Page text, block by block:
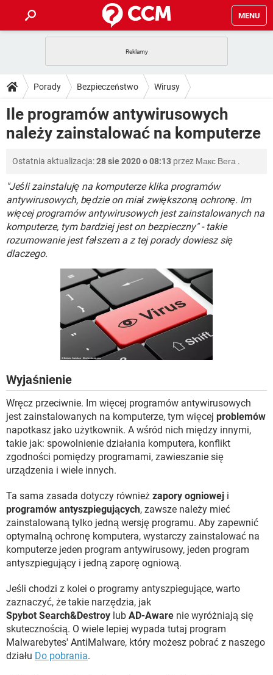
MENU
GRY WHATSAPP
SPOTIFY NETFLIX
INSTAGRAM FACEBOOK
PORADY
PlayStation
GRY WHATSAPP
INSTAGRAM FACEBOOK
WINDOWS 10
DO POBRANIA
ANDROID TIKTOK
INSTAGRAM FACEBOOK
WINDOWS 10
FORUM
COVID-19 TIKTOK
GRY WHATSAPP
SPOTIFY NETFLIX
INSTAGRAM FACEBOOK
WINDOWS 10
COVID-19 TIKTOK
GRY WHATSAPP
NETFLIX
INSTAGRAM
Porady Bezpieczeństwo Wirusy
Ile programów antywirusowych
należy zainstalować na komputerze
Ostatnia aktualizacja:28 sie 2020 o 08:13 przez Макс Вега .
"Jeśli zainstaluję na komputerze klika programów
antywirusowych, będzie on miał zwiększoną ochronę. Im
więcej programów antywirusowych jest zainstalowanych na
komputerze, tym bardziej jest on bezpieczny" - takie
rozumowanie jest fałszem a z tej porady dowiesz się
dlaczego.
Wyjaśnienie
Wręcz przeciwnie. Im więcej programów antywirusowych
jest zainstalowanych na komputerze, tym więcej problemów
napotkasz jako użytkownik. A wśród nich między innymi,
takie jak: spowolnienie działania komputera, konflikt
zgodności pomiędzy programami, zawieszanie się
urządzenia i wiele innych.
Ta sama zasada dotyczy również zapory ogniowej i
programów antyszpiegujących, zawsze należy mieć
zainstalowaną tylko jedną wersję programu. Aby zapewnić
optymalną ochronę komputera, wystarczy zainstalować na
komputerze jeden program antywirusowy, jeden program
antyszpiegujący i jedną zaporę ogniową.
Jeśli chodzi z kolei o programy antyszpiegujące, warto
zaznaczyć, że takie narzędzia, jak
Spybot Search&Destroy lub AD-Aware nie wyróżniają się
skutecznością. O wiele lepiej wypada tutaj program
Malwarebytes' AntiMalware, który możesz pobrać z naszego
działu Do pobrania.